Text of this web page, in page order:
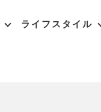
ライフスタイル